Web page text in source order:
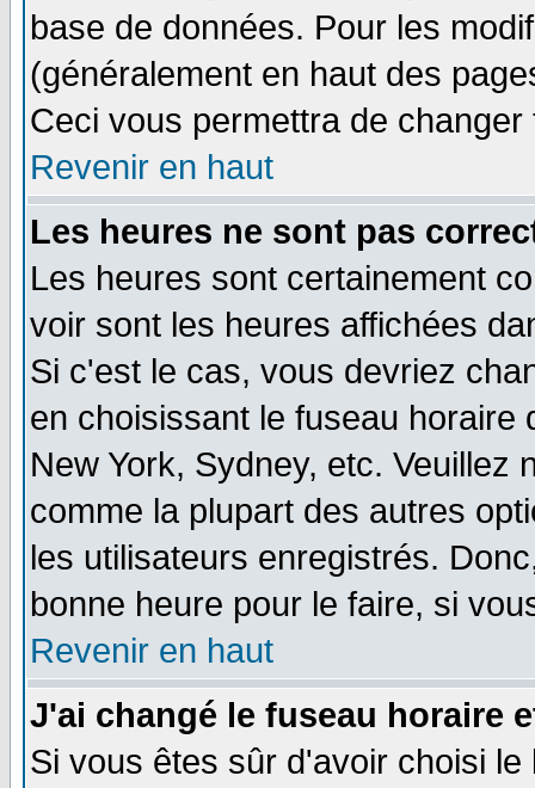
base de données. Pour les
(généralement en haut des
Ceci vous permettra de
Revenir en haut
Les heures ne sont pas
Les heures sont certainement
voir sont les heures affichées
Si c'est le cas, vous devriez
en choisissant le fuseau
New York, Sydney, etc. Veuillez
comme la plupart des autres
les utilisateurs enregistrés.
bonne heure pour le faire, si
Revenir en haut
J'ai changé le fuseau horaire
Si vous êtes sûr d'avoir choisi